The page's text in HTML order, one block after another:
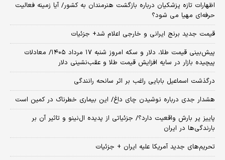
اظهارات تازه پزشکیان درباره بازگشت هنرمندان به کشور/ آیا زمینه فعالیت
حرفه‌ای مهیا می شود؟
قیمت جدید برنج ایرانی و خارجی اعلام شد+ جزئیات
پیش‌بینی قیمت طلا، دلار و سکه امروز شنبه ۱۷ مرداد ۱۴۰۵/ معادلات
پیچیده بازار در سایه افزایش قیمت طلا و عقب‌نشینی دلار
درگذشت اسماعیل بابایی راغب بر اثر سانحه رانندگی
هشدار جدی درباره نوشیدن چای داغ/ این بیماری خطرناک در کمین است
پاییز پر بارش واقعیت دارد؟/ جزئیاتی از پدیده ال‌نینو و تاثیر آن بر
بارندگی‌ها در ایران
تحریم‌های جدید آمریکا علیه ایران + جزئیات